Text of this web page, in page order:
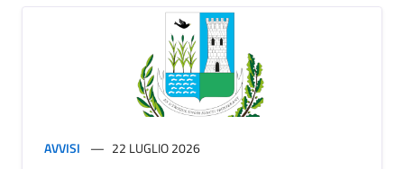
AVVISI 22 LUGLIO 2026